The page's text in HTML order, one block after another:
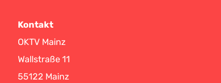
Kontakt
OKTV Mainz
Wallstraße 11
55122 Mainz